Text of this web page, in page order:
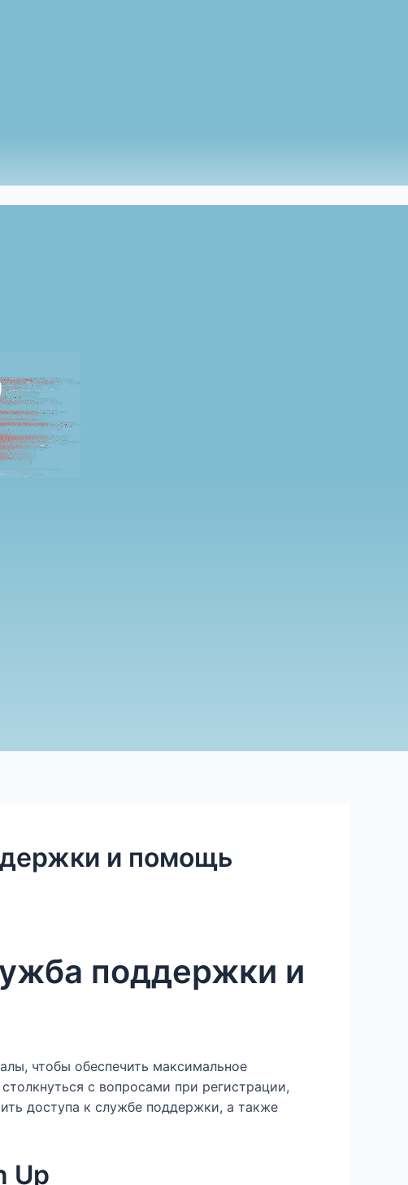
и помощь
поддержки и
чтобы обеспечить максимальное
с вопросами при регистрации,
доступа к службе поддержки, а также
Up